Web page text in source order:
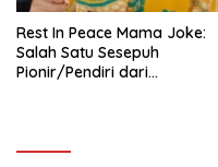
Rest In Peace Mama Joke:
Salah Satu Sesepuh
Pionir/Pendiri dari
Kasih Allah.